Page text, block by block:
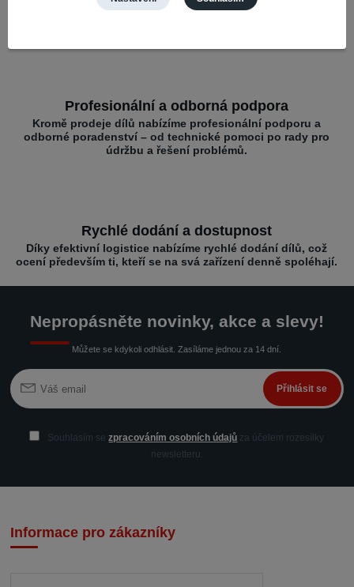
Nabízíme díly pro různé mobilní značky – vše na jednom
Profesionální a odborná podpora
Kromě prodeje dílů nabízíme profesionální podporu a
odborné poradenství – od technické pomoci po rady pro
údržbu a řešení problémů.
Rychlé dodání a dostupnost
Díky efektivní logistice nabízíme rychlé dodání dílů, což
ocení především ti, kteří se na svá zařízení denně spoléhají.
Nepropásněte novinky, akce a slevy!
Můžete se kdykoli odhlásit. Zasíláme jednou za 14 dní.
Přihlásit se
Souhlasím sezpracováním osobních údajů za účelem rozesílky
newsletteru.
Informace pro zákazníky